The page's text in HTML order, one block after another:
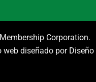
Corporation.
web diseñado por Diseño